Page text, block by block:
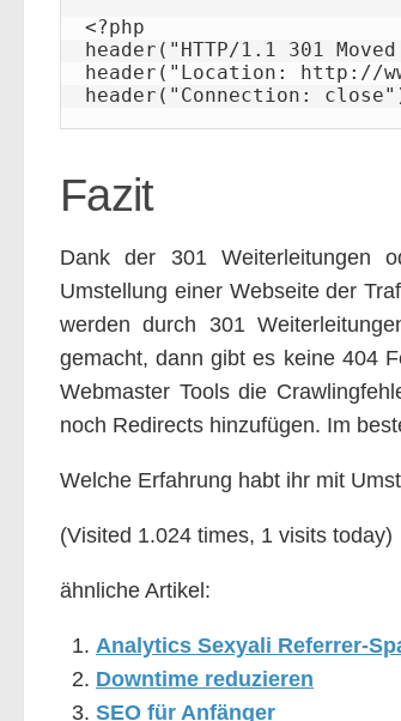
<?php
header("HTTP/1.1 301
header("Location: http://
header("Connection:
Fazit
Dank der 301 Weiterleitungen
Umstellung einer Webseite der
werden durch 301
gemacht, dann gibt es keine 404
Webmaster Tools die
noch Redirects hinzufügen. Im
Welche Erfahrung habt ihr mit
(Visited 1.024 times, 1 visits today)
ähnliche Artikel:
Analytics Sexyali Referrer-
Downtime reduzieren
SEO für Anfänger